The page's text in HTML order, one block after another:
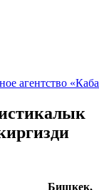
Бишкек,